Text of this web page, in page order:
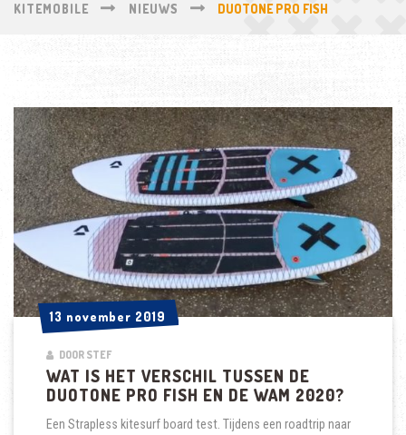
KITEMOBILE NIEUWS DUOTONE PRO FISH
13 november 2019
13 november 2019
DOOR STEF
WAT IS HET VERSCHIL TUSSEN DE
DUOTONE PRO FISH EN DE WAM 2020?
Een Strapless kitesurf board test. Tijdens een roadtrip naar